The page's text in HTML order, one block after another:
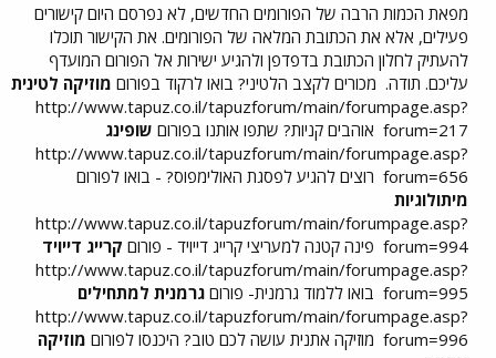
מפאת הכמות הרבה של הפורומים החדשים, לא נפרסם היום קישורים
פעילים, אלא את הכתובת המלאה של הפורומים. את הקישור תוכלו
להעתיק לחלון הכתובת בדפדפן ולהגיע ישירות אל הפורום המועדף
עליכם. תודה. מכורים לקצב הלטיני? בואו לרקוד בפורום מוזיקה לטינית
http://www.tapuz.co.il/tapuzforum/main/forumpage.asp?
forum=217 אוהבים קניות? שתפו אותנו בפורום שופינג
http://www.tapuz.co.il/tapuzforum/main/forumpage.asp?
forum=656 רוצים להגיע לפסגת האולימפוס? - בואו לפורום
מיתולוגיות
http://www.tapuz.co.il/tapuzforum/main/forumpage.asp?
forum=994 פינה קטנה למעריצי קרייג דייויד - פורום קרייג דייויד
http://www.tapuz.co.il/tapuzforum/main/forumpage.asp?
forum=995 בואו ללמוד גרמנית- פורום גרמנית למתחילים
http://www.tapuz.co.il/tapuzforum/main/forumpage.asp?
forum=996 מוזיקה אתנית עושה לכם טוב? היכנסו לפורום מוזיקה